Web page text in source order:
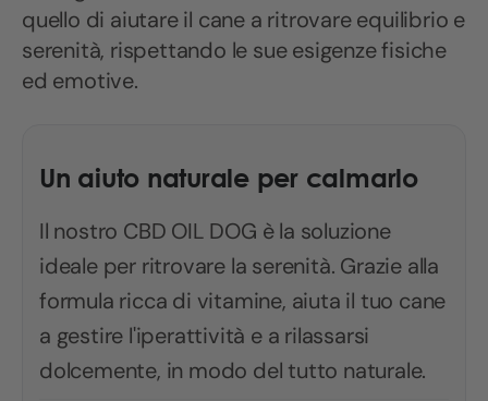
quello di aiutare il cane a ritrovare equilibrio e
serenità, rispettando le sue esigenze fisiche
ed emotive.
Un aiuto naturale per calmarlo
Il nostro CBD OIL DOG è la soluzione
ideale per ritrovare la serenità. Grazie alla
formula ricca di vitamine, aiuta il tuo cane
a gestire l'iperattività e a rilassarsi
dolcemente, in modo del tutto naturale.